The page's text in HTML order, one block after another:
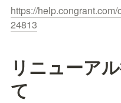
https://
24813
リニューア
て